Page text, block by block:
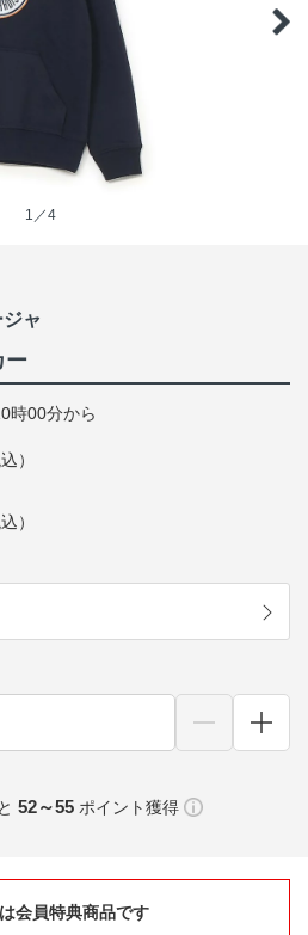
1／4
ャ
ー
時00分から
）
）
52～55 ポイント獲得
会員特典商品です